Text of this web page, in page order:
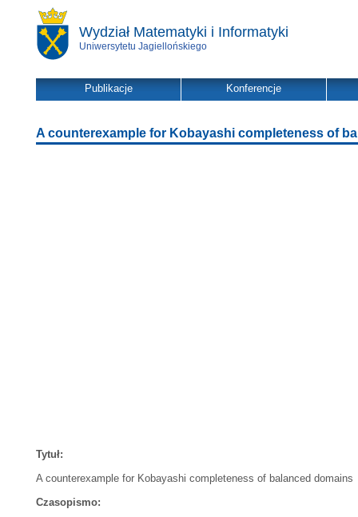
Wydział Matematyki i Informatyki
Uniwersytetu Jagiellońskiego
Publikacje Konferencje
A counterexample for Kobayashi completeness of
Tytuł:
A counterexample for Kobayashi completeness of balanced domains
Czasopismo: